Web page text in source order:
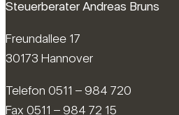
Steuerberater Andreas Bruns
Freundallee 17
30173 Hannover
Telefon 0511 – 984 720
Fax 0511 – 984 72 15